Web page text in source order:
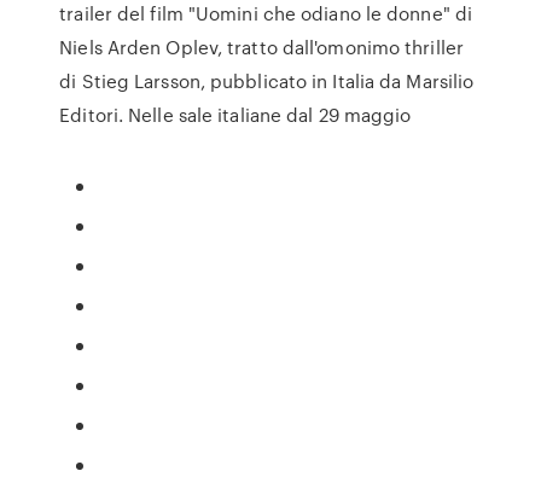
trailer del film "Uomini che odiano le donne" di
Niels Arden Oplev, tratto dall'omonimo thriller
di Stieg Larsson, pubblicato in Italia da Marsilio
Editori. Nelle sale italiane dal 29 maggio